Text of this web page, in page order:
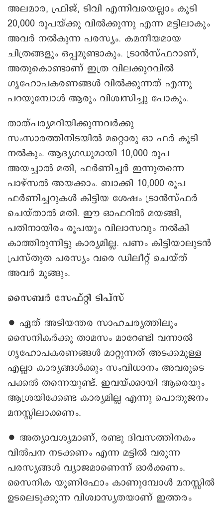
അലമാര, ഫ്രിജ്, ടിവി എന്നിവയെല്ലാം കൂടി
20,000 രൂപയ്ക്കു വിൽക്കുന്നു എന്ന മട്ടിലാകും
അവർ നൽകുന്ന പരസ്യം. കമനീയമായ
ചിത്രങ്ങളും ഒപ്പമുണ്ടാകും. ട്രാൻസ്ഫറാണ്,
അതുകൊണ്ടാണ് ഇത്ര വിലക്കുറവിൽ
ഗൃഹോപകരണങ്ങൾ വിൽക്കുന്നത് എന്നു
പറയുമ്പോൾ ആരും വിശ്വസിച്ചു പോകും.
താത്പര്യമറിയിക്കുന്നവർക്കു
സംസാരത്തിനിടയിൽ മറ്റൊരു ഓ ഫർ കൂടി
നൽകും. ആദ്യഗഡുമായി 10,000 രൂപ
അയച്ചാൽ മതി, ഫർണിച്ചർ ഇന്നുതന്നെ
പാഴ്സൽ അയക്കാം. ബാക്കി 10,000 രൂപ
ഫർണിച്ചറുകൾ കിട്ടിയ ശേഷം ട്രാൻസ്ഫർ
ചെയ്താൽ മതി. ഈ ഓഫറിൽ മയങ്ങി,
പതിനായിരം രൂപയും വിലാസവും നൽകി
കാത്തിരുന്നിട്ടു കാര്യമില്ല. പണം കിട്ടിയാലുടൻ
പ്രസ്തുത പരസ്യം വരെ ഡിലീറ്റ് ചെയ്ത്
അവർ മുങ്ങും.
സൈബർ സേഫ്റ്റി ടിപ്സ്
∙ ഏത് അടിയന്തര സാഹചര്യത്തിലും
സൈനികർക്കു താമസം മാറേണ്ടി വന്നാൽ
ഗൃഹോപകരണങ്ങൾ മാറ്റുന്നത് അടക്കമുള്ള
എല്ലാ കാര്യങ്ങൾക്കും സംവിധാനം അവരുടെ
പക്കൽ തന്നെയുണ്ട്. ഇവയ്ക്കായി ആരെയും
ആശ്രയിക്കേണ്ട കാര്യമില്ല എന്നു പൊതുജനം
മനസ്സിലാക്കണം.
∙ അത്യാവശ്യമാണ്, രണ്ടു ദിവസത്തിനകം
വിൽപന നടക്കണം എന്ന മട്ടിൽ വരുന്ന
പരസ്യങ്ങൾ വ്യാജമാണെന്ന് ഓർക്കണം.
സൈനിക യൂണിഫോം കാണുമ്പോൾ മനസ്സിൽ
ഉടലെടുക്കുന്ന വിശ്വാസ്യതയാണ് ഇത്തരം